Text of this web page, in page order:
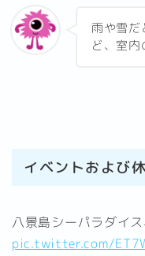
雨や雪だ
ど、室内
イベントおよび
八景島シーパラダイ
pic.twitter.com/